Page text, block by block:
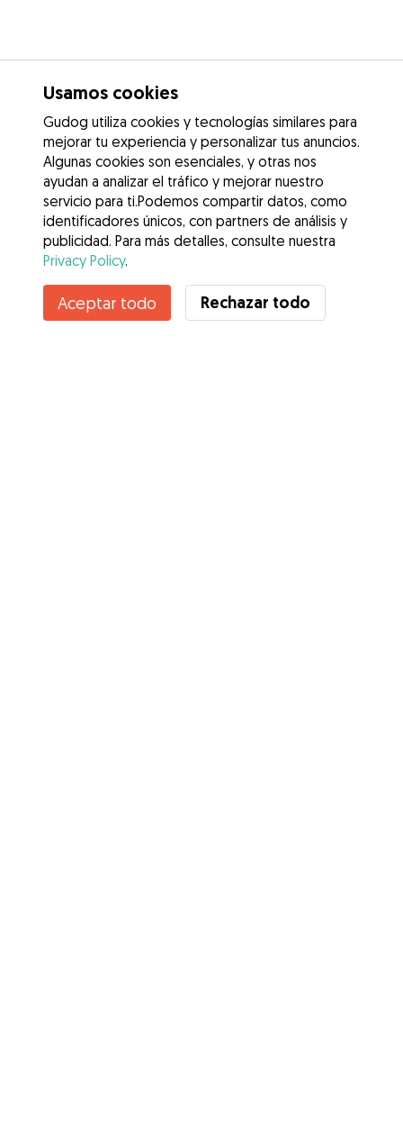
¿Conoces los Beneficios de Gudog? Ver más
Usamos cookies
Gudog utiliza cookies y tecnologías similares para
mejorar tu experiencia y personalizar tus anuncios.
Algunas cookies son esenciales, y otras nos
ayudan a analizar el tráfico y mejorar nuestro
servicio para ti.Podemos compartir datos, como
identificadores únicos, con partners de análisis y
publicidad. Para más detalles, consulte nuestra
Privacy Policy.
Aceptar todo Rechazar todo